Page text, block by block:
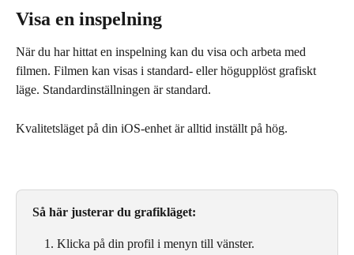
Visa en inspelning
När du har hittat en inspelning kan du visa och arbeta med
filmen. Filmen kan visas i standard- eller högupplöst grafiskt
läge. Standardinställningen är standard.
Kvalitetsläget på din iOS-enhet är alltid inställt på hög.
Så här justerar du grafikläget:
Klicka på din profil i menyn till vänster.